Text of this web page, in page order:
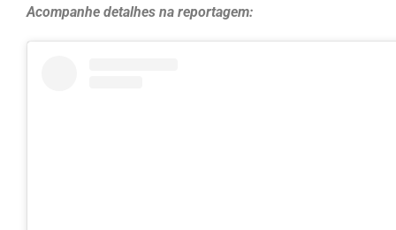
Acompanhe detalhes na reportagem: